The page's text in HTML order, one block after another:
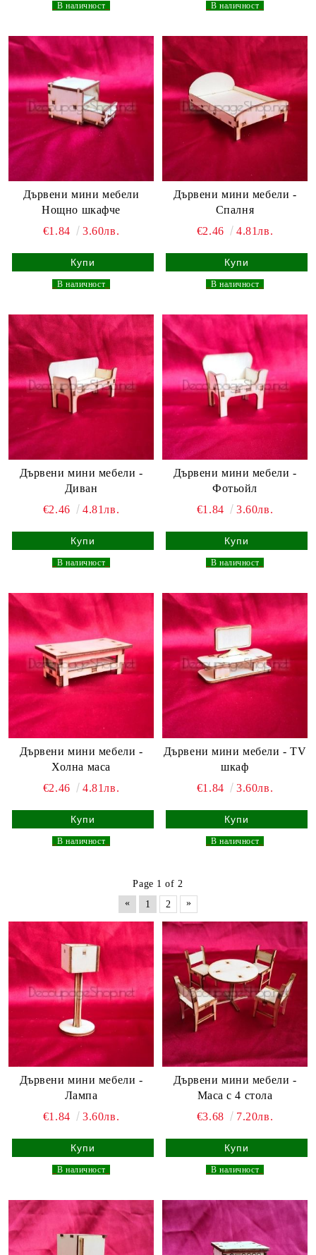
В наличност В наличност
Дървени мини мебели
Нощно шкафче
€1.84
3.60лв.
В наличност
Дървени мини мебели -
Спалня
€2.46
4.81лв.
В наличност
Дървени мини мебели -
Диван
€2.46
4.81лв.
В наличност
Дървени мини мебели -
Фотьойл
€1.84
3.60лв.
В наличност
Дървени мини мебели -
Холна маса
€2.46
4.81лв.
В наличност
Дървени мини мебели - TV
шкаф
€1.84
3.60лв.
В наличност
Page 1 of 2
«
1 2 »
Дървени мини мебели -
Лампа
€1.84
3.60лв.
В наличност
Дървени мини мебели -
Маса с 4 стола
€3.68
7.20лв.
В наличност